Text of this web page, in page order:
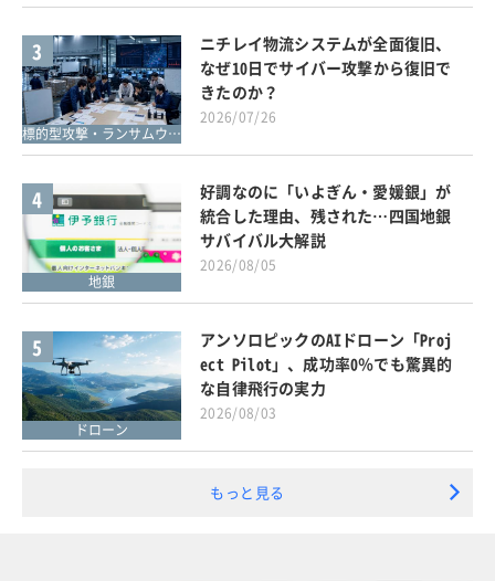
3
標的型攻撃・ランサムウェア対策
ニチレイ物流システムが全面復旧、
なぜ10日でサイバー攻撃から復旧で
きたのか？
2026/07/26
4
地銀
好調なのに「いよぎん・愛媛銀」が
統合した理由、残された…四国地銀
サバイバル大解説
2026/08/05
5
ドローン
アンソロピックのAIドローン「Proj
ect Pilot」、成功率0％でも驚異的
な自律飛行の実力
2026/08/03
もっと見る